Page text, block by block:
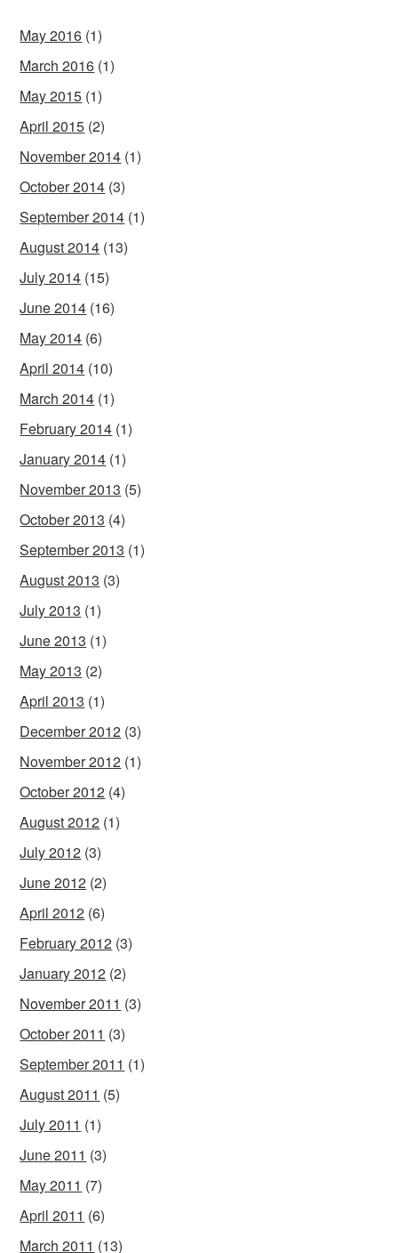
May 2016 (1)
March 2016 (1)
May 2015 (1)
April 2015 (2)
November 2014 (1)
October 2014 (3)
September 2014 (1)
August 2014 (13)
July 2014 (15)
June 2014 (16)
May 2014 (6)
April 2014 (10)
March 2014 (1)
February 2014 (1)
January 2014 (1)
November 2013 (5)
October 2013 (4)
September 2013 (1)
August 2013 (3)
July 2013 (1)
June 2013 (1)
May 2013 (2)
April 2013 (1)
December 2012 (3)
November 2012 (1)
October 2012 (4)
August 2012 (1)
July 2012 (3)
June 2012 (2)
April 2012 (6)
February 2012 (3)
January 2012 (2)
November 2011 (3)
October 2011 (3)
September 2011 (1)
August 2011 (5)
July 2011 (1)
June 2011 (3)
May 2011 (7)
April 2011 (6)
March 2011 (13)